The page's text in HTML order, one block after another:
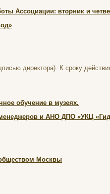
Ассоциации: вторник и
директора). К сроку
обучение в музеях.
и АНО ДПО «УКЦ
Москвы